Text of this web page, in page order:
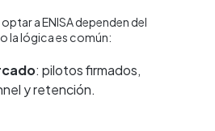
a ENISA dependen del
la lógica es común:
: pilotos firmados,
y retención.